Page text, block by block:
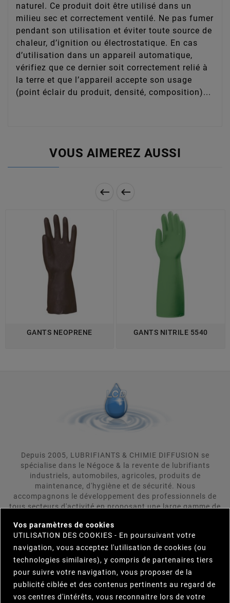
naturel. Ce produit doit être utilisé dans un
milieu sec et correctement ventilé. Ne pas fumer
pendant son utilisation et éviter toute source de
chaleur, d’ignition ou électrostatique. En cas
d’utilisation dans un appareil automatique,
vérifiez que ce dernier soit correctement relié à
la terre et que l’appareil accepte son usage
(point éclair du produit, densité, composition)...
VOUS AIMEREZ AUSSI
 
GANTS NEOPRENE GANTS NITRILE 5540
Depuis 2005, LUBRIFIANTS & CHIMIE DIFFUSION se
spécialise dans le Négoce & la revente de lubrifiants
industriels, automobiles, agricoles, produits de
maintenance, d'hygiène et de sécurité. Nous
accompagnons le développement des professionnels de
tous secteurs d'activité en proposant une large gamme de
clients. LUBRIFIANTS & CHIMIE DIFFUSION se positionne
comme votre interlocuteur unique et s'engage à trouver
pour vous le produit répondant le plus précisement et le
plus efficacement à vos besoins. Parcourez notre
catalogue et n'hésitez pas à nous contacter.
Vos paramètres de cookies
UTILISATION DES COOKIES - En poursuivant votre
navigation, vous acceptez l'utilisation de cookies (ou
technologies similaires), y compris de partenaires tiers
pour suivre votre navigation, vous proposer de la
publicité ciblée et des contenus pertinents au regard de
vos centres d'intérêts, vous reconnaitre lors de votre